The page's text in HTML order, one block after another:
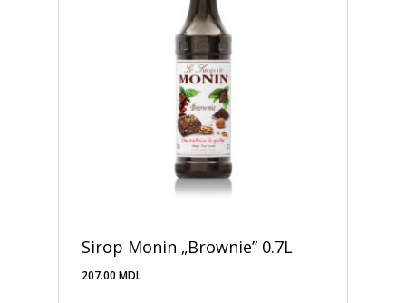
Sirop Monin „Brownie” 0.7L
207.00 MDL